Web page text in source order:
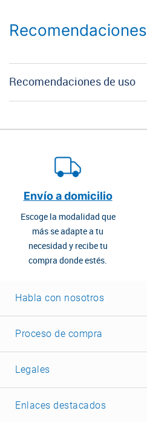
Recomendaciones
Recomendaciones de uso
Envío a domicilio
Escoge la modalidad que
más se adapte a tu
necesidad y recibe tu
compra donde estés.
Habla con nosotros
Proceso de compra
Legales
Enlaces destacados